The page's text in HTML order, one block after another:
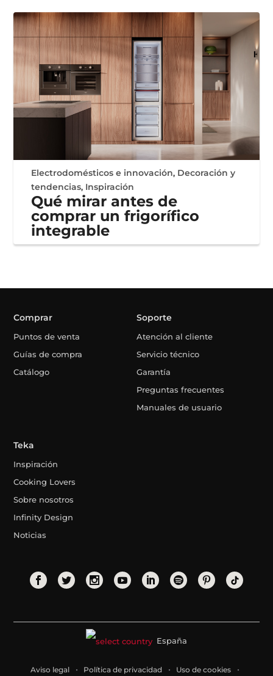
Electrodomésticos e innovación, Decoración y
tendencias, Inspiración
Qué mirar antes de
comprar un frigorífico
integrable
Comprar
Puntos de venta
Guías de compra
Catálogo
Soporte
Atención al cliente
Servicio técnico
Garantía
Preguntas frecuentes
Manuales de usuario
Teka
Inspiración
Cooking Lovers
Sobre nosotros
Infinity Design
Noticias
España
Aviso legal Política de privacidad Uso de cookies